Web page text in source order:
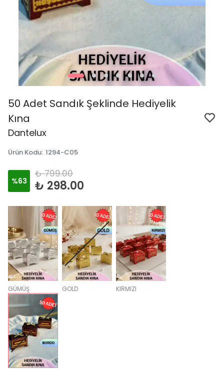
50 Adet Sandık Şeklinde Hediyelik
Kına
Dantelux
Ürün Kodu: 1294-C05
%63
₺ 799.00
₺ 298.00
GÜMÜŞ GOLD KIRMIZI